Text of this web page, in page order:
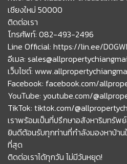
เชียงใหม่ 50000
ติดต่อเรา
โทรศัพท์: 082-493-2496
Line Official: https://lin.ee/
อีเมล:
เว็บไซต์:
Facebook: facebook.com/
YouTube: youtube.com/
TikTok: tiktok.com/
เราพร้อมเป็นที่ปรึกษาอสังหาริมทรัพ
ยินดีต้อนรับทุกท่านที่กำลังมองหาบ้า
ที่สุด
ติดต่อเราได้ทุกวัน ไม่มีวันหยุด!